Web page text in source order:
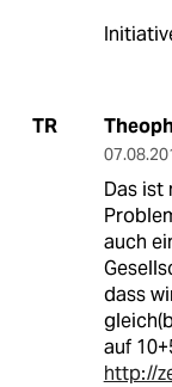
TR
Das ist
auch
dass
auf
http://